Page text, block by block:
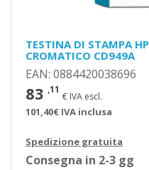
TESTINA DI STAMPA
CROMATICO CD949A
EAN: 0884420038696
83 ,11
€ IVA escl.
101,40€ IVA inclusa
Spedizione gratuita
Consegna in 2-3 gg